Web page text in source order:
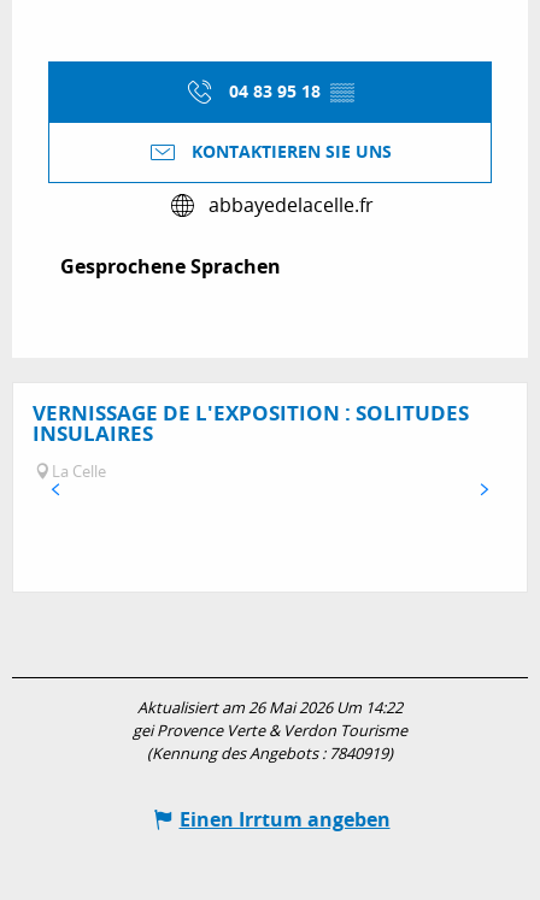
04 83 95 18 ▒▒
KONTAKTIEREN SIE UNS
abbayedelacelle.fr
Gesprochene Sprachen
Gesprochene Sprachen
VERNISSAGE DE L'EXPOSITION : SOLITUDES
INSULAIRES
La Celle
Aktualisiert am 26 Mai 2026 Um 14:22
gei Provence Verte & Verdon Tourisme
(Kennung des Angebots : 7840919)
Einen Irrtum angeben